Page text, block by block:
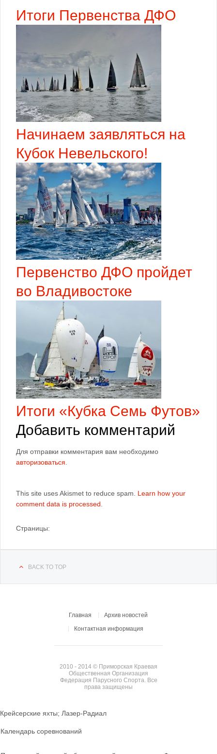
Итоги Первенства ДФО
Начинаем заявляться на
Кубок Невельского!
Первенство ДФО пройдет
во Владивостоке
Итоги «Кубка Семь Футов»
Добавить комментарий
Для отправки комментария вам необходимо
авторизоваться
This site uses Akismet to reduce spam. Learn how your
comment data is processed
Страницы:
BACK TO TOP
Главная
Архив новостей
Контактная информация
2010 - 2014 © Приморская Краевая
Общественная Организация
Федерация Парусного Спорта. Все
права защищены
Крейсерские яхты; Лазер-Радиал
Календарь соревнований